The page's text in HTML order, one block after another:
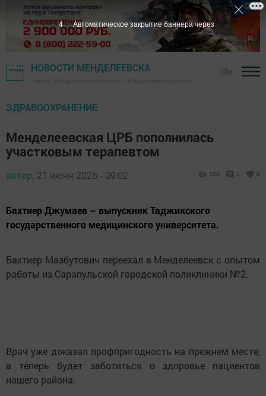
НОВОСТИ МЕНДЕЛЕЕВСКА
ЗДРАВООХРАНЕНИЕ
Менделеевская ЦРБ пополнилась
участковым терапевтом
автор, 21 июня 2026 - 09:02 380 0 0
Бахтиер Джумаев – выпускник Таджикского
государственного медицинского университета.
Бахтиер Мазбутович переехал в Менделеевск с опытом
работы из Сарапульской городской поликлиники №2.
Врач уже доказал профпригодность на прежнем месте,
а теперь будет заботиться о здоровье пациентов
нашего района.
3 Автоматическое закрытие баннера через